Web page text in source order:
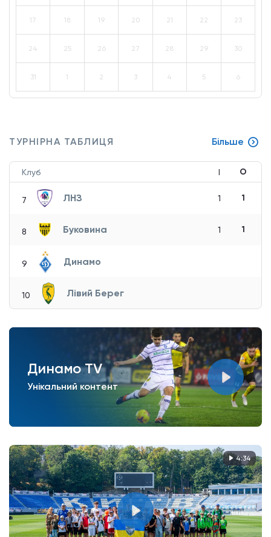
17 18 19 20 21 22 23
24 25 26 27 28 29 30
31 1 2 3 4 5 6
ТУРНІРНА ТАБЛИЦЯ Більше
Клуб І О
7 ЛНЗ 1 1
8 Буковина 1 1
9 Динамо
10 Лівий Берег
Динамо TV
Унікальний контент
4:34